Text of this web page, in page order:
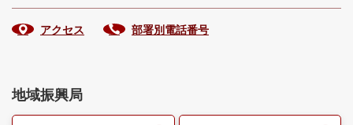
アクセス 部署別電話番号
地域振興局